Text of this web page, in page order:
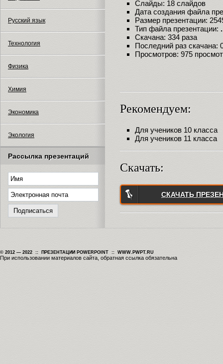
Русский язык
Технология
Физика
Химия
Экономика
Экология
Рассылка презентаций
Слайды: 18 слайдов
Дата создания файла
Размер презентации:
Тип файла презентации:
Скачана: 334 раза
Последний раз скачана:
Просмотров: 975
Рекомендуем:
Для учеников 10 класса
Для учеников 11 класса
Скачать:
СКАЧАТЬ
© 2012 — 2022 :: ПРЕЗЕНТАЦИИ POWERPOINT :: WWW.PWPT.RU
При использовании материалов сайта, обратная ссылка обязательна